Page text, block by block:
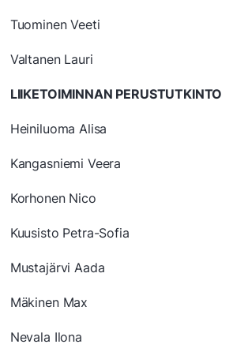
Tuominen Veeti
Valtanen Lauri
LIIKETOIMINNAN PERUSTUTKINTO
Heiniluoma Alisa
Kangasniemi Veera
Korhonen Nico
Kuusisto Petra-Sofia
Mustajärvi Aada
Mäkinen Max
Nevala Ilona